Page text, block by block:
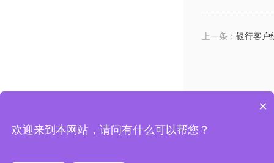
上一条： 银行客户
上海市杨浦区国权路525号复旦复华科技楼
×
欢迎来到本网站，请问有什么可以帮您？